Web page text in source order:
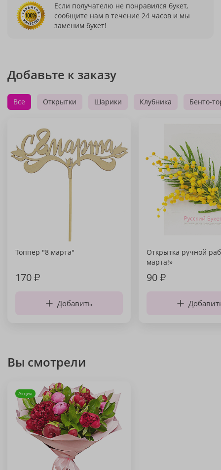
Если получателю не понравился букет,
сообщите нам в течение 24 часов и мы
заменим букет!
Добавьте к заказу
Все Открытки Шарики Клубника Бенто-
Топпер "8 марта"
170₽
Добавить
Открытка ручной
марта!»
90₽
Вы смотрели
Акция